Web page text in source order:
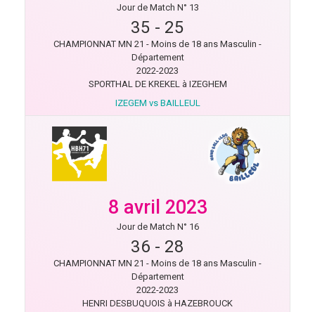
Jour de Match N° 13
35 - 25
CHAMPIONNAT MN 21 - Moins de 18 ans Masculin -
Département
2022-2023
SPORTHAL DE KREKEL à IZEGHEM
IZEGEM vs BAILLEUL
8 avril 2023
Jour de Match N° 16
36 - 28
CHAMPIONNAT MN 21 - Moins de 18 ans Masculin -
Département
2022-2023
HENRI DESBUQUOIS à HAZEBROUCK